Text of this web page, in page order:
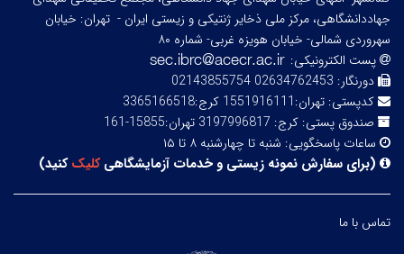
جهاددانشگاهی، مرکز ملی ذخایر ژنتیکی و زیستی ایران - تهران: خیابان
سهروردی شمالی- خیابان هویزه غربی- شماره ۸۰
پست الکترونیکی:
دورنگار: 02634762453 02143855754
کدپستی: تهران:1551916111 کرج:3365166518
صندوق پستی: کرج: 3197996817 تهران:15855-161
ساعات پاسخگویی: شنبه تا چهارشنبه ۸ تا ۱۵
(برای سفارش نمونه زیستی و خدمات آزمایشگاهیکلیککنید)
تماس با ما